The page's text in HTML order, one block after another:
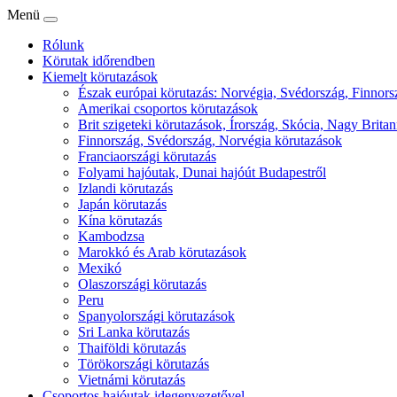
Menü
Rólunk
Körutak időrendben
Kiemelt körutazások
Észak európai körutazás: Norvégia, Svédország,
Amerikai csoportos körutazások
Brit szigeteki körutazások, Írország, Skócia, Nagy
Finnország, Svédország, Norvégia körutazások
Franciaországi körutazás
Folyami hajóutak, Dunai hajóút Budapestről
Izlandi körutazás
Japán körutazás
Kína körutazás
Kambodzsa
Marokkó és Arab körutazások
Mexikó
Olaszországi körutazás
Peru
Spanyolországi körutazások
Sri Lanka körutazás
Thaiföldi körutazás
Törökországi körutazás
Vietnámi körutazás